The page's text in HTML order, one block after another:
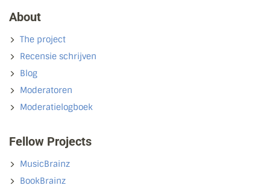
About
The project
Recensie schrijven
Blog
Moderatoren
Moderatielogboek
Fellow Projects
MusicBrainz
BookBrainz